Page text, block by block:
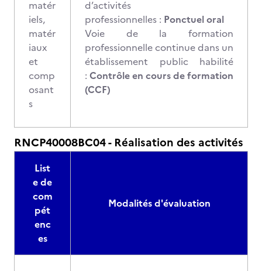
matér
iels,
matér
iaux
et
comp
osant
s
d’activités
professionnelles : Ponctuel oral
Voie de la formation
professionnelle continue dans un
établissement public habilité
: Contrôle en cours de formation
(CCF)
RNCP40008BC04 - Réalisation des activités
List
e de
com
pét
enc
es
Modalités d'évaluation